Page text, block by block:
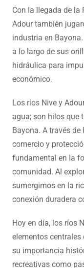
Con la llegada de la
Adour también
industria en
a lo largo de sus
hidráulica para
económico.
Los ríos Nive y
agua; son hilos que
Bayona. A través
comercio y
fundamental en la
comunidad. Al
sumergimos en la
conexión duradera
Hoy en día, los ríos
elementos centrales
su importancia
recreativas como